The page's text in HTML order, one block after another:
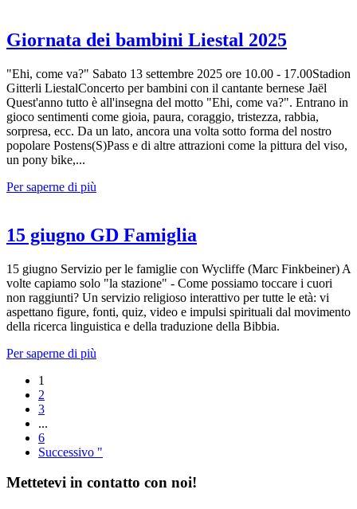
Giornata dei bambini Liestal 2025
"Ehi, come va?" Sabato 13 settembre 2025 ore 10.00 - 17.00Stadion
Gitterli LiestalConcerto per bambini con il cantante bernese Jaël
Quest'anno tutto è all'insegna del motto "Ehi, come va?". Entrano in
gioco sentimenti come gioia, paura, coraggio, tristezza, rabbia,
sorpresa, ecc. Da un lato, ancora una volta sotto forma del nostro
popolare Postens(S)Pass e di altre attrazioni come la pittura del viso,
un pony bike,...
Per saperne di più
15 giugno GD Famiglia
15 giugno Servizio per le famiglie con Wycliffe (Marc Finkbeiner) A
volte capiamo solo "la stazione" - Come possiamo toccare i cuori
non raggiunti? Un servizio religioso interattivo per tutte le età: vi
aspettano figure, fonti, quiz, video e impulsi spirituali dal movimento
della ricerca linguistica e della traduzione della Bibbia.
Per saperne di più
1
2
3
...
6
Successivo "
Mettetevi in contatto con noi!